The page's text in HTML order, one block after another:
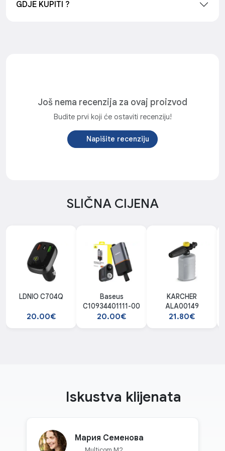
GDJE KUPITI ?
Još nema recenzija za ovaj proizvod
Budite prvi koji će ostaviti recenziju!
Napišite recenziju
SLIČNA CIJENA
LDNIO C704Q
20.00€
Baseus
C10934401111-00
20.00€
KARCHER
ALA00149
21.80€
Iskustva klijenata
Мария Семенова